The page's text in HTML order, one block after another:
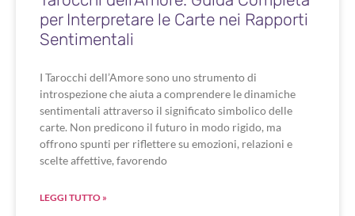
per Interpretare le Carte nei Rapporti
Sentimentali
I Tarocchi dell’Amore sono uno strumento di
introspezione che aiuta a comprendere le dinamiche
sentimentali attraverso il significato simbolico delle
carte. Non predicono il futuro in modo rigido, ma
offrono spunti per riflettere su emozioni, relazioni e
scelte affettive, favorendo
LEGGI TUTTO »